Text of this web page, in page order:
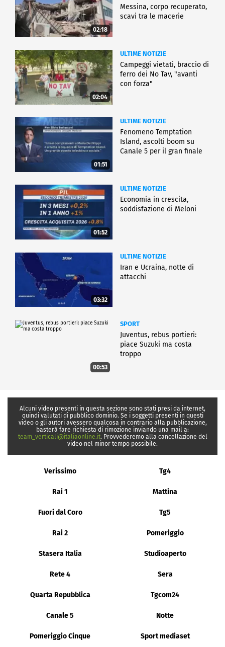
02:18
Messina, corpo recuperato,
scavi tra le macerie
02:04
ULTIME NOTIZIE
Campeggi vietati, braccio di
ferro dei No Tav, "avanti
con forza"
01:51
ULTIME NOTIZIE
Fenomeno Temptation
Island, ascolti boom su
Canale 5 per il gran finale
01:52
ULTIME NOTIZIE
Economia in crescita,
soddisfazione di Meloni
03:32
ULTIME NOTIZIE
Iran e Ucraina, notte di
attacchi
00:53
SPORT
Juventus, rebus portieri:
piace Suzuki ma costa
troppo
Alcuni video presenti in questa sezione sono stati presi da internet,
quindi valutati di pubblico dominio. Se i soggetti presenti in questi
video o gli autori avessero qualcosa in contrario alla pubblicazione,
basterà fare richiesta di rimozione inviando una mail a:
team_verticali@italiaonline.it. Provvederemo alla cancellazione del
video nel minor tempo possibile.
Verissimo Tg4
Rai 1 Mattina
Fuori dal Coro Tg5
Rai 2 Pomeriggio
Stasera Italia Studioaperto
Rete 4 Sera
Quarta Repubblica Tgcom24
Canale 5 Notte
Pomeriggio Cinque Sport mediaset